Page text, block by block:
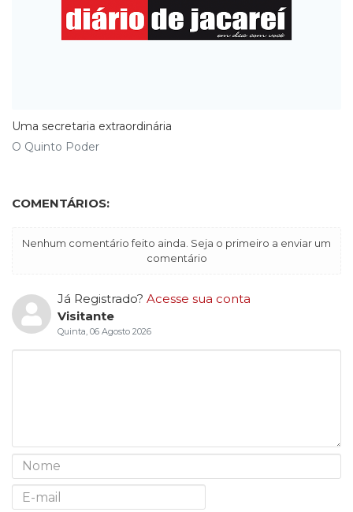
Uma secretaria extraordinária
O Quinto Poder
COMENTÁRIOS:
Nenhum comentário feito ainda. Seja o primeiro a enviar um
comentário
Já Registrado? Acesse sua conta
Visitante
Quinta, 06 Agosto 2026